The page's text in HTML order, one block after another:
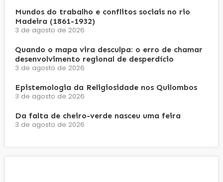
Mundos do trabalho e conflitos sociais no rio
Madeira (1861-1932)
3 de agosto de 2026
Quando o mapa vira desculpa: o erro de chamar
desenvolvimento regional de desperdício
3 de agosto de 2026
Epistemologia da Religiosidade nos Quilombos
3 de agosto de 2026
Da falta de cheiro-verde nasceu uma feira
3 de agosto de 2026